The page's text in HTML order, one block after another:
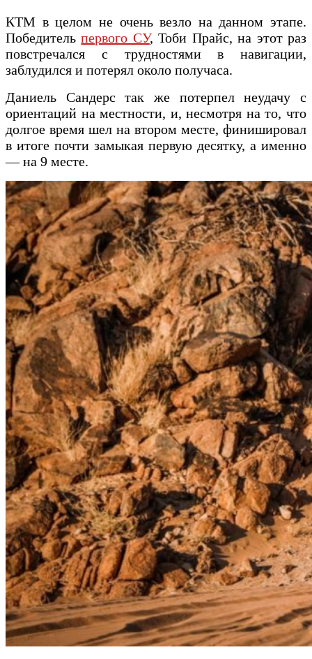
КТМ в целом не очень везло на данном этапе.
Победительпервого СУ, Тоби Прайс, на этот раз
повстречался с трудностями в навигации,
заблудился и потерял около получаса.
Даниель Сандерс так же потерпел неудачу с
ориентаций на местности, и, несмотря на то, что
долгое время шел на втором месте, финишировал
в итоге почти замыкая первую десятку, а именно
— на 9 месте.